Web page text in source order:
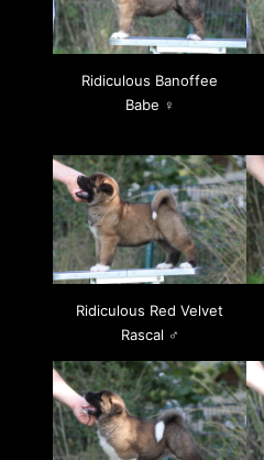
Ridiculous Banoffee
Babe ♀
Ridiculous Red Velvet
Rascal ♂